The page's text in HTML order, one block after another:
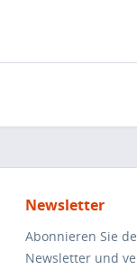
Newsletter
Abonnieren Sie
Newsletter und